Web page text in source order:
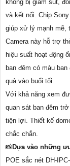
không bị giảm sút,
và kết nối. Chip
giúp xử lý mạnh mẽ,
Camera này hỗ trợ
hiệu suất hoạt động
ban đêm có màu
quả vào buổi tối.
Với khả năng xem
quan sát ban đêm
tiện lợi. Thiết kế
chắc chắn.
📸Dựa vào những
POE sắc nét DH-